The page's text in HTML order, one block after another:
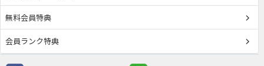
無料会員特典
会員ランク特典